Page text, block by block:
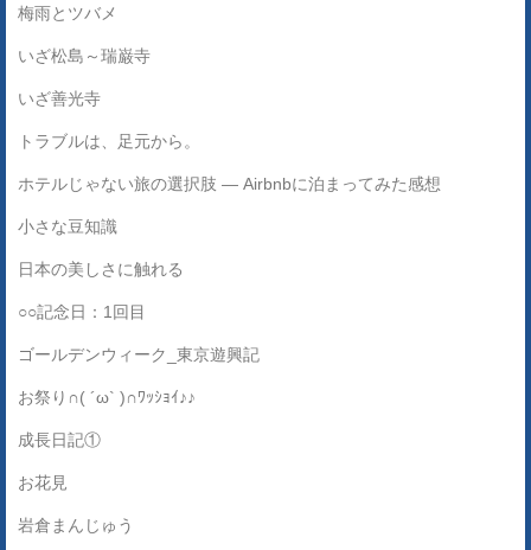
梅雨とツバメ
いざ松島～瑞巌寺
いざ善光寺
トラブルは、足元から。
ホテルじゃない旅の選択肢 ― Airbnbに泊まってみた感想
小さな豆知識
日本の美しさに触れる
○○記念日：1回目
ゴールデンウィーク_東京遊興記
お祭り∩( ´ω` )∩ﾜｯｼｮｲ♪♪
成長日記①
お花見
岩倉まんじゅう